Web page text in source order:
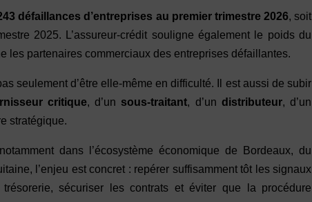
défaillances d’entreprises au premier trimestre 2026, soit
2025. L’assureur-crédit souligne également le poids du
les partenaires commerciaux des entreprises défaillantes.
seulement d’être elle-même en difficulté. Il est aussi de subir
critique, d’un sous-traitant, d’un distributeur, d’un
stratégique.
dans l’écosystème économique de Bordeaux, du
l’enjeu est concret : repérer suffisamment tôt les signaux
sécuriser les contrats et éviter que la procédure